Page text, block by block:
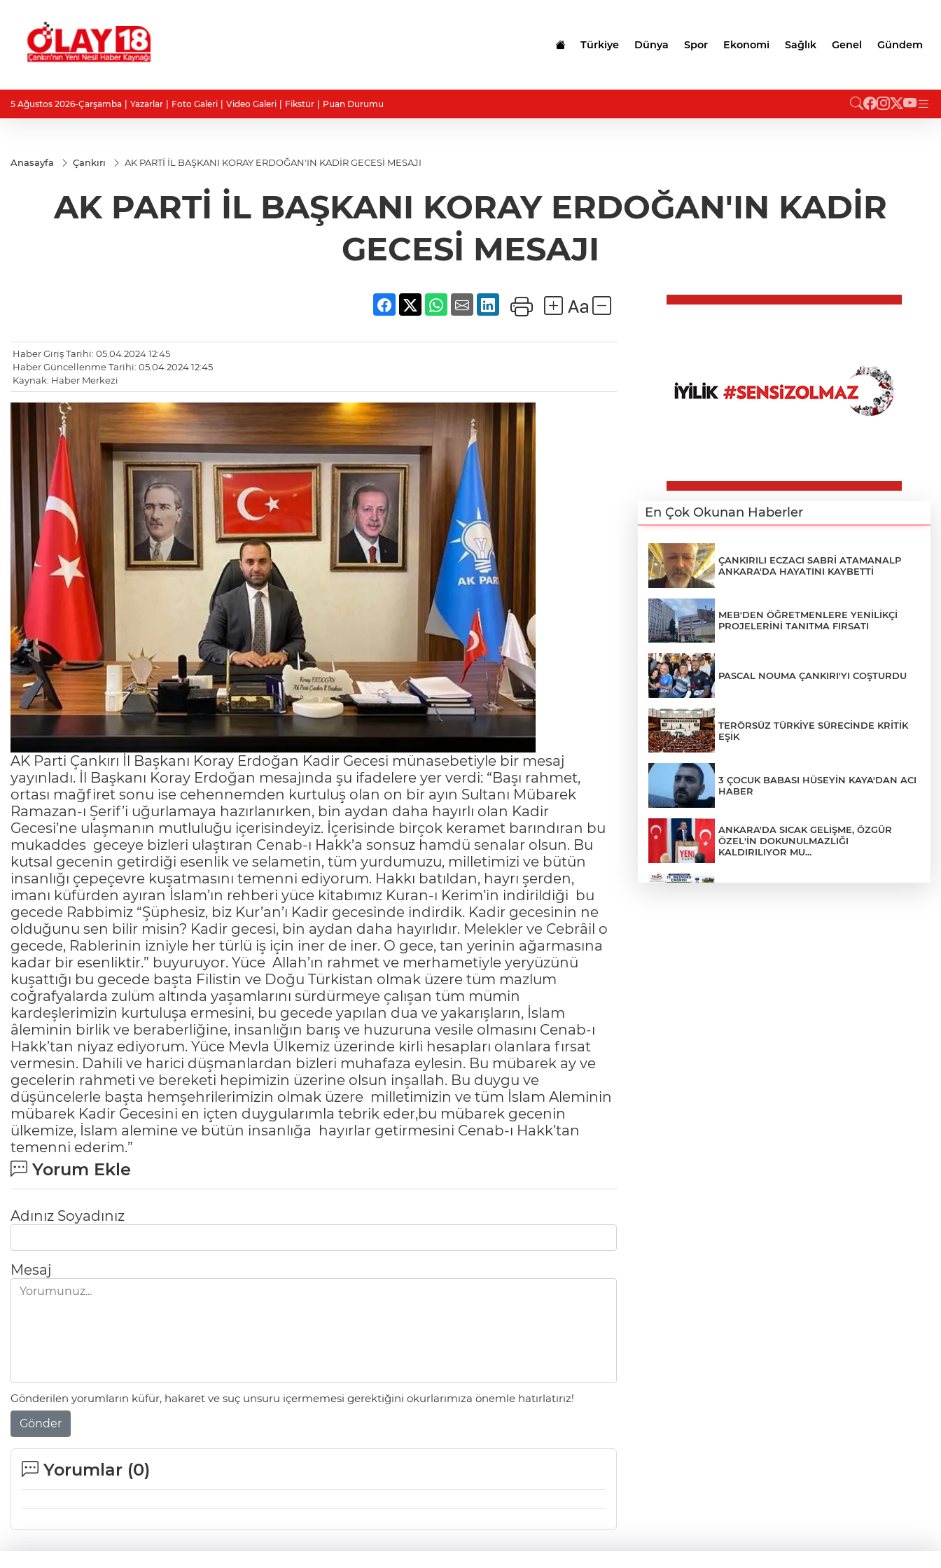
Türkiye Dünya Spor Ekonomi Sağlık Genel Gündem
5 Ağustos 2026-Çarşamba Yazarlar Foto Galeri Video Galeri Fikstür Puan Durumu
Anasayfa Çankırı AK PARTİ İL BAŞKANI KORAY ERDOĞAN'IN KADİR GECESİ MESAJI
AK PARTİ İL BAŞKANI KORAY ERDOĞAN'IN KADİR
GECESİ MESAJI
Haber Giriş Tarihi: 05.04.2024 12:45
Haber Güncellenme Tarihi: 05.04.2024 12:45
Kaynak: Haber Merkezi
AK Parti Çankırı İl Başkanı Koray Erdoğan Kadir Gecesi münasebetiyle bir mesaj
yayınladı. İl Başkanı Koray Erdoğan mesajında şu ifadelere yer verdi: “Başı rahmet,
ortası mağfiret sonu ise cehennemden kurtuluş olan on bir ayın Sultanı Mübarek
Ramazan-ı Şerif’i uğurlamaya hazırlanırken, bin aydan daha hayırlı olan Kadir
Gecesi’ne ulaşmanın mutluluğu içerisindeyiz. İçerisinde birçok keramet barındıran bu
mukaddes geceye bizleri ulaştıran Cenab-ı Hakk’a sonsuz hamdü senalar olsun. Bu
kutsal gecenin getirdiği esenlik ve selametin, tüm yurdumuzu, milletimizi ve bütün
insanlığı çepeçevre kuşatmasını temenni ediyorum. Hakkı batıldan, hayrı şerden,
imanı küfürden ayıran İslam’ın rehberi yüce kitabımız Kuran-ı Kerim’in indirildiği bu
gecede Rabbimiz “Şüphesiz, biz Kur’an’ı Kadir gecesinde indirdik. Kadir gecesinin ne
olduğunu sen bilir misin? Kadir gecesi, bin aydan daha hayırlıdır. Melekler ve Cebrâil o
gecede, Rablerinin izniyle her türlü iş için iner de iner. O gece, tan yerinin ağarmasına
kadar bir esenliktir.” buyuruyor. Yüce Allah’ın rahmet ve merhametiyle yeryüzünü
kuşattığı bu gecede başta Filistin ve Doğu Türkistan olmak üzere tüm mazlum
coğrafyalarda zulüm altında yaşamlarını sürdürmeye çalışan tüm mümin
kardeşlerimizin kurtuluşa ermesini, bu gecede yapılan dua ve yakarışların, İslam
âleminin birlik ve beraberliğine, insanlığın barış ve huzuruna vesile olmasını Cenab-ı
Hakk’tan niyaz ediyorum. Yüce Mevla Ülkemiz üzerinde kirli hesapları olanlara fırsat
vermesin. Dahili ve harici düşmanlardan bizleri muhafaza eylesin. Bu mübarek ay ve
gecelerin rahmeti ve bereketi hepimizin üzerine olsun inşallah. Bu duygu ve
düşüncelerle başta hemşehrilerimizin olmak üzere milletimizin ve tüm İslam Aleminin
mübarek Kadir Gecesini en içten duygularımla tebrik eder,bu mübarek gecenin
ülkemize, İslam alemine ve bütün insanlığa hayırlar getirmesini Cenab-ı Hakk’tan
temenni ederim.”
Yorum Ekle
Adınız Soyadınız
Mesaj
Gönderilen yorumların küfür, hakaret ve suç unsuru içermemesi gerektiğini okurlarımıza önemle hatırlatırız!
Gönder
Yorumlar (0)
En Çok Okunan Haberler
ÇANKIRILI ECZACI SABRİ ATAMANALP
ANKARA'DA HAYATINI KAYBETTİ
MEB'DEN ÖĞRETMENLERE YENİLİKÇİ
PROJELERİNİ TANITMA FIRSATI
PASCAL NOUMA ÇANKIRI'YI COŞTURDU
TERÖRSÜZ TÜRKİYE SÜRECİNDE KRİTİK
EŞİK
3 ÇOCUK BABASI HÜSEYİN KAYA'DAN ACI
HABER
ANKARA'DA SICAK GELİŞME, ÖZGÜR
ÖZEL'İN DOKUNULMAZLIĞI
KALDIRILIYOR MU...